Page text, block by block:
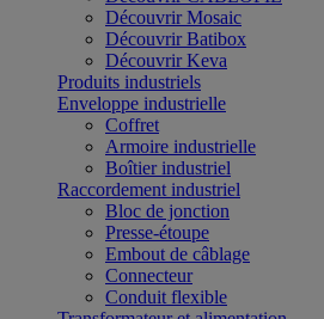
Découvrir Mosaic
Découvrir Batibox
Découvrir Keva
Produits industriels
Enveloppe industrielle
Coffret
Armoire industrielle
Boîtier industriel
Raccordement industriel
Bloc de jonction
Presse-étoupe
Embout de câblage
Connecteur
Conduit flexible